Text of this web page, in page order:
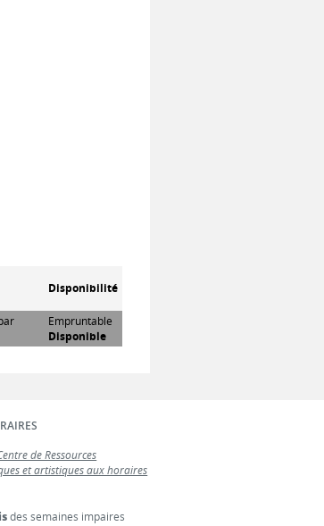
Disponibilité
Empruntable
Disponible
de Ressources
et artistiques aux horaires
des semaines impaires